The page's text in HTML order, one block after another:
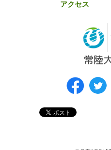
アクセス